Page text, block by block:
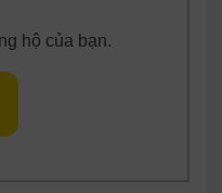
hộ của bạn.